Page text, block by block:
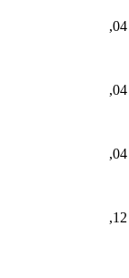
נובמבר 04,
נובמבר 04,
נובמבר 04,
נובמבר 12,